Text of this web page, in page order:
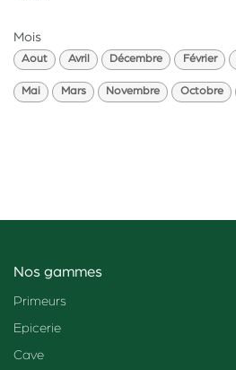
Mois
Aout Avril Décembre Février
Mai Mars Novembre Octobre
Nos gammes
Primeurs
Epicerie
Cave